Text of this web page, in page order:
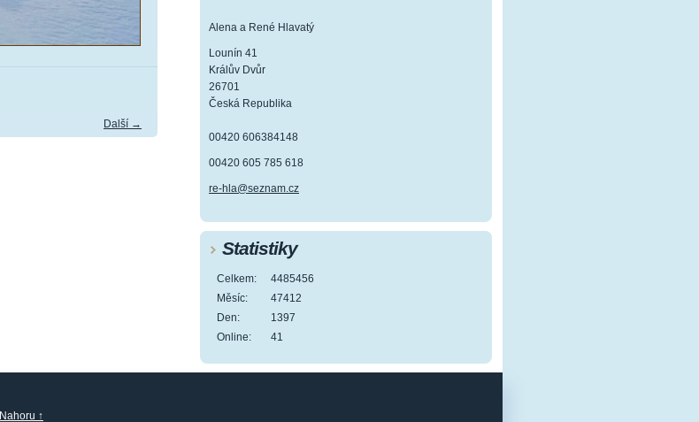
Další →
Alena a René Hlavatý
Lounín 41
Králův Dvůr
26701
Česká Republika
00420 606384148
00420 605 785 618
re-hla@seznam.cz
Statistiky
Online: 41
Celkem:
4485456
Měsíc:
47412
Den:
1397
Nahoru ↑